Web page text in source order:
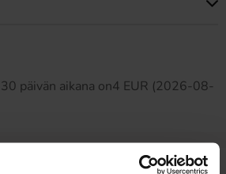
päivän aikana on4 EUR (2026-08-